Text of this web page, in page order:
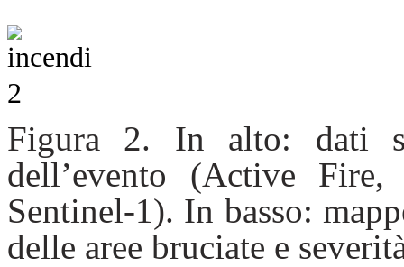
Figura 2. In alto: dati
dell’evento (Active
Sentinel-1). In basso:
delle aree bruciate e